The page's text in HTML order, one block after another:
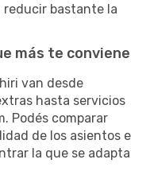
reducir bastante la
más te conviene
van desde
hasta servicios
Podés comparar
de los asientos e
la que se adapta